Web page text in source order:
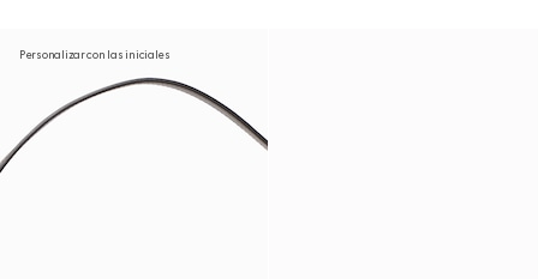
Personalizar con las iniciales